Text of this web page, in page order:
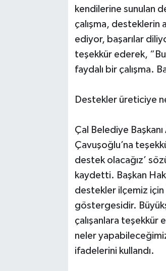
kendilerine sunulan
çalışma, desteklerin
ediyor, başarılar
teşekkür ederek,
faydalı bir çalışma.
Destekler üreticiye
Çal Belediye
Çavuşoğlu’na
destek olacağız’
kaydetti. Başkan
destekler ilçemiz için
göstergesidir.
çalışanlara teşekkür
neler
ifadelerini kullandı.